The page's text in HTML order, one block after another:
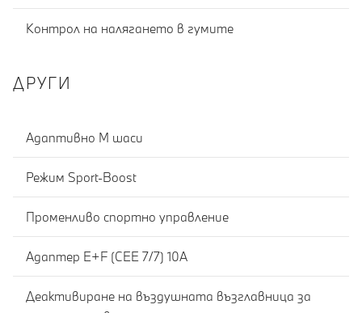
Контрол на налягането в гумите
ДРУГИ
Адаптивно M шаси
Режим Sport-Boost
Променливо спортно управление
Адаптер E+F (CEE 7/7) 10A
Деактивиране на въздушната възглавница за